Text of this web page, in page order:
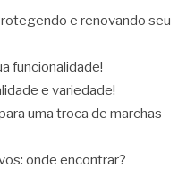
e renovando seu
funcionalidade!
e variedade!
uma troca de marchas
onde encontrar?